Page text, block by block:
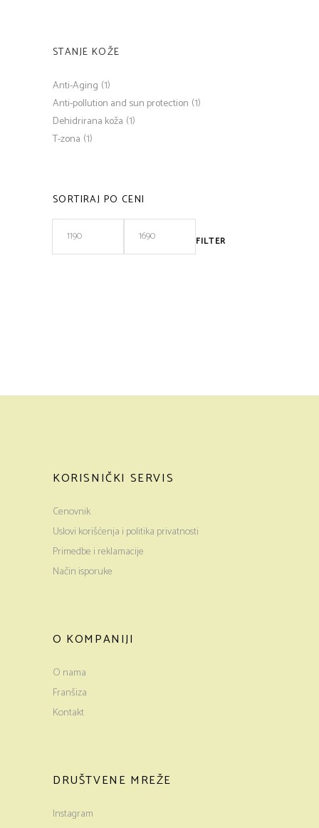
STANJE KOŽE
Anti-Aging (1)
Anti-pollution and sun protection (1)
Dehidrirana koža (1)
T-zona (1)
SORTIRAJ PO CENI
Minimalna
Maksimalna
FILTER
KORISNIČKI SERVIS
Cenovnik
Uslovi korišćenja i politika privatnosti
Primedbe i reklamacije
Način isporuke
O KOMPANIJI
O nama
Franšiza
Kontakt
DRUŠTVENE MREŽE
Instagram